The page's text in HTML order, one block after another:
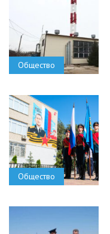
Общество
Общество